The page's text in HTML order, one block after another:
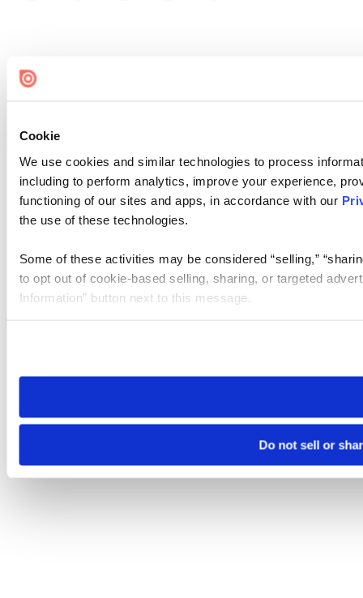
Cookie
We use cookies and similar technologies to process
including to perform analytics, improve your experience,
functioning of our sites and apps, in accordance with our
the use of these technologies.
Some of these activities may be considered “selling,”
to opt out of cookie-based selling, sharing, or targeted
Information” button next to this message.
need to be set again.
Do not sell or